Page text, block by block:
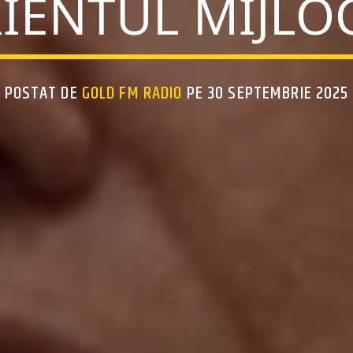
POSTAT DE GOLD FM RADIO PE 30 SEPTEMBRIE 2025